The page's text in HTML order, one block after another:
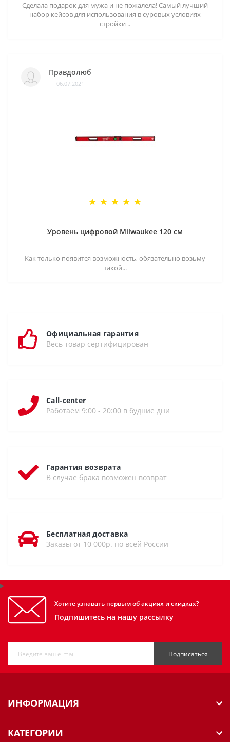
Сделала подарок для мужа и не пожалела! Самый лучший
набор кейсов для использования в суровых условиях
стройки ..
Правдолюб
06.07.2021
Уровень цифровой Milwaukee 120 см
Как только появится возможность, обязательно возьму
такой...
Официальная гарантия
Весь товар сертифицирован
Call-center
Работаем 9:00 - 20:00 в будние дни
Гарантия возврата
В случае брака возможен возврат
Бесплатная доставка
Заказы от 10 000р. по всей России
Хотите узнавать первым об акциях и скидках?
Подпишитесь на нашу рассылку
Подписаться
ИНФОРМАЦИЯ
КАТЕГОРИИ